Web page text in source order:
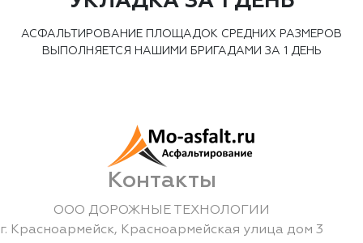
АСФАЛЬТИРОВАНИЕ ПЛОЩАДОК СРЕДНИХ РАЗМЕРОВ
ВЫПОЛНЯЕТСЯ НАШИМИ БРИГАДАМИ ЗА 1 ДЕНЬ
Контакты
ООО ДОРОЖНЫЕ ТЕХНОЛОГИИ
г. Красноармейск, Красноармейская улица дом 3